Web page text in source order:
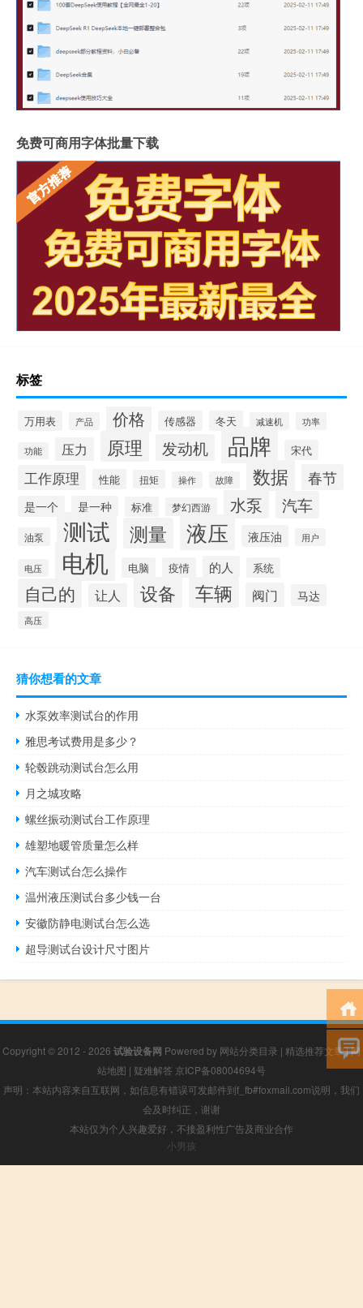
免费可商用字体批量下载
标签
万用表 产品 价格 传感器 冬天 减速机 功率
功能 压力 原理 发动机 品牌 宋代
工作原理 性能 扭矩 操作 故障 数据 春节
是一个 是一种 标准 梦幻西游 水泵 汽车
油泵 测试 测量 液压 液压油 用户
电压 电机 电脑 疫情 的人 系统
自己的 让人 设备 车辆 阀门 马达
高压
猜你想看的文章
水泵效率测试台的作用
雅思考试费用是多少？
轮毂跳动测试台怎么用
月之城攻略
螺丝振动测试台工作原理
雄塑地暖管质量怎么样
汽车测试台怎么操作
温州液压测试台多少钱一台
安徽防静电测试台怎么选
超导测试台设计尺寸图片
Copyright © 2012 - 2026 试验设备网 Powered by 网站分类目录 | 精选推荐文章|网
站地图 | 疑难解答 京ICP备08004694号
声明：本站内容来自互联网，如信息有错误可发邮件到f_fb#foxmail.com说明，我们
会及时纠正，谢谢
本站仅为个人兴趣爱好，不接盈利性广告及商业合作
小男孩